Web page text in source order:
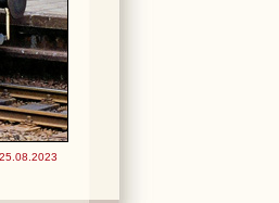
25.08.2023